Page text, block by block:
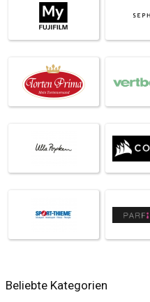
Beliebte Kategorien